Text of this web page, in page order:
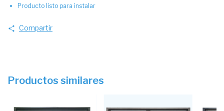
Producto listo para instalar
Compartir
Productos similares